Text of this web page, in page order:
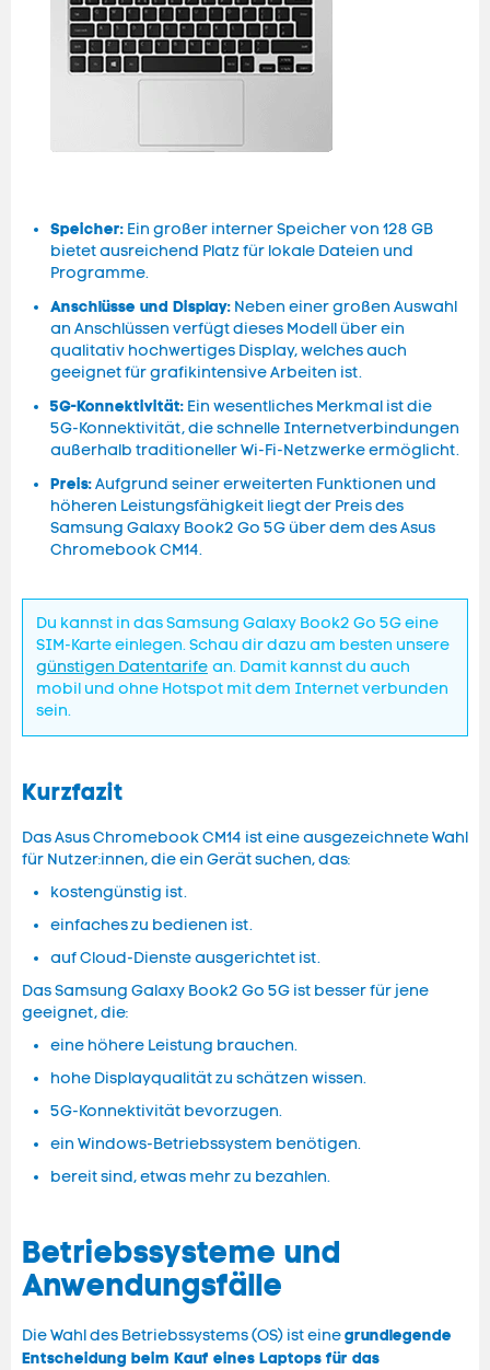
Speicher: Ein großer interner Speicher von 128 GB
bietet ausreichend Platz für lokale Dateien und
Programme.
Anschlüsse und Display: Neben einer großen Auswahl
an Anschlüssen verfügt dieses Modell über ein
qualitativ hochwertiges Display, welches auch
geeignet für grafikintensive Arbeiten ist.
5G-Konnektivität: Ein wesentliches Merkmal ist die
5G-Konnektivität, die schnelle Internetverbindungen
außerhalb traditioneller Wi-Fi-Netzwerke ermöglicht.
Preis:Aufgrund seiner erweiterten Funktionen und
höheren Leistungsfähigkeit liegt der Preis des
Samsung Galaxy Book2 Go 5G über dem des Asus
Chromebook CM14.
Du kannst in das Samsung Galaxy Book2 Go 5G eine
SIM-Karte einlegen. Schau dir dazu am besten unsere
günstigen Datentarife an. Damit kannst du auch
mobil und ohne Hotspot mit dem Internet verbunden
sein.
Kurzfazit
Das Asus Chromebook CM14 ist eine ausgezeichnete Wahl
für Nutzer:innen, die ein Gerät suchen, das:
kostengünstig ist.
einfaches zu bedienen ist.
auf Cloud-Dienste ausgerichtet ist.
Das Samsung Galaxy Book2 Go 5G ist besser für jene
geeignet, die:
eine höhere Leistung brauchen.
hohe Displayqualität zu schätzen wissen.
5G-Konnektivität bevorzugen.
ein Windows-Betriebssystem benötigen.
bereit sind, etwas mehr zu bezahlen.
Betriebssysteme und
Anwendungsfälle
Die Wahl des Betriebssystems (OS) ist einegrundlegende
Entscheidung beim Kauf eines Laptops für das